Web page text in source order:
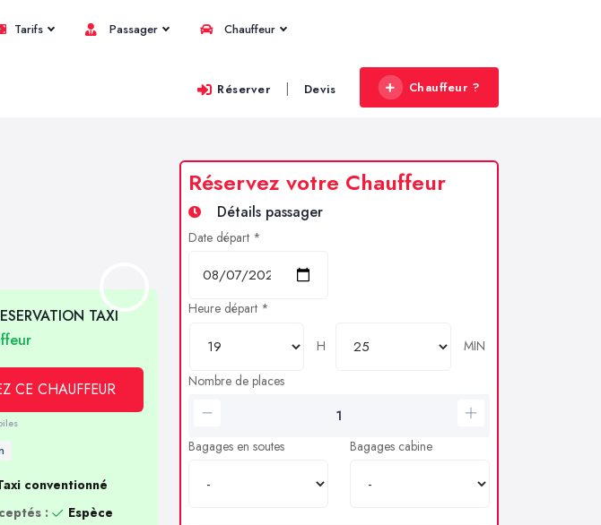
Tarifs Passager Chauffeur
Réserver | Devis Chauffeur ?
TAXI
CE CHAUFFEUR
conventionné
:
Espèce
Réservez votre Chauffeur
Détails passager
Date départ *
Heure départ *
H
MIN
Nombre de places
Bagages en soutes Bagages cabine